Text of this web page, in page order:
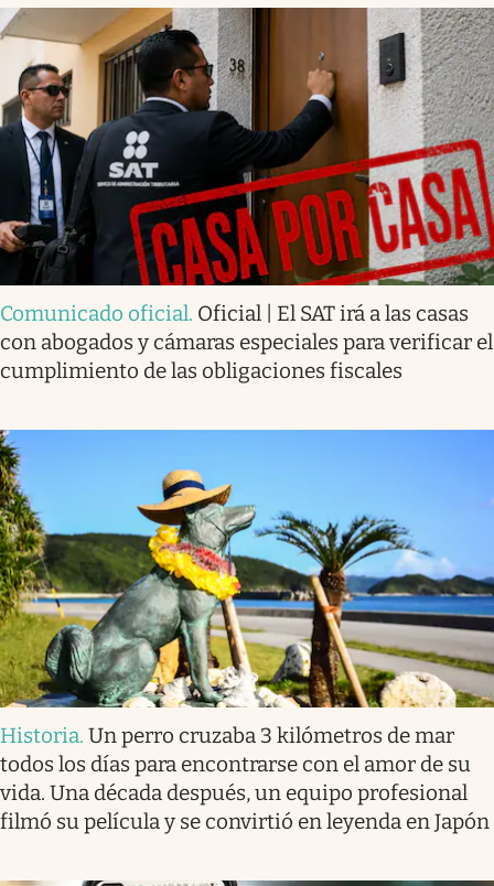
Comunicado oficial. Oficial | El SAT irá a las casas
con abogados y cámaras especiales para verificar el
cumplimiento de las obligaciones fiscales
Historia. Un perro cruzaba 3 kilómetros de mar
todos los días para encontrarse con el amor de su
vida. Una década después, un equipo profesional
filmó su película y se convirtió en leyenda en Japón